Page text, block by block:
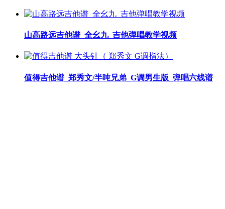
山高路远吉他谱_全幺九_吉他弹唱教学视频
值得吉他谱_郑秀文/半吨兄弟_G调男生版_弹唱六线谱